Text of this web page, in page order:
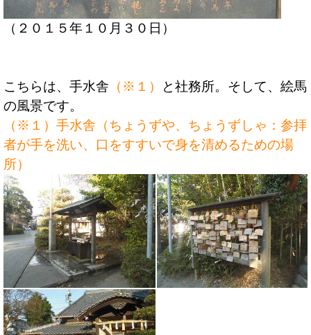
（２０１５年１０月３０日）
こちらは、手水舎 （※１）
と社務所。そして、絵馬
の風景です。
（※１）手水舎（ちょうずや、ちょうずしゃ：参拝
者が手を洗い、口をすすいで身を清めるための場
所）